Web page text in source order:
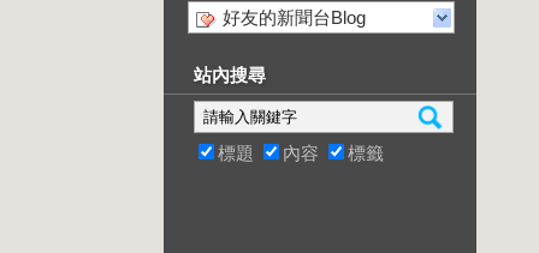
好友的新聞台Blog
站內搜尋
標題 內容 標籤